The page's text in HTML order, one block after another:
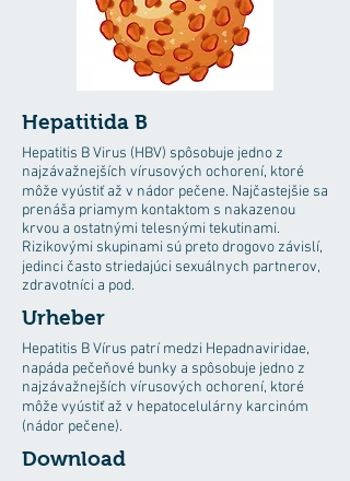
Hepatitida B
Hepatitis B Virus (HBV) spôsobuje jedno z
najzávažnejších vírusových ochorení, ktoré
môže vyústiť až v nádor pečene. Najčastejšie sa
prenáša priamym kontaktom s nakazenou
krvou a ostatnými telesnými tekutinami.
Rizikovými skupinami sú preto drogovo závislí,
jedinci často striedajúci sexuálnych partnerov,
zdravotníci a pod.
Urheber
Hepatitis B Vírus patrí medzi Hepadnaviridae,
napáda pečeňové bunky a spôsobuje jedno z
najzávažnejších vírusových ochorení, ktoré
môže vyústiť až v hepatocelulárny karcinóm
(nádor pečene).
Download